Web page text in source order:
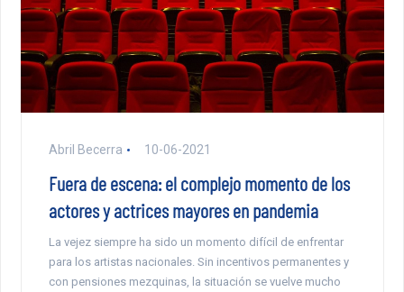
Abril Becerra 10-06-2021
Fuera de escena: el complejo momento de los
actores y actrices mayores en pandemia
La vejez siempre ha sido un momento difícil de enfrentar
para los artistas nacionales. Sin incentivos permanentes y
con pensiones mezquinas, la situación se vuelve mucho